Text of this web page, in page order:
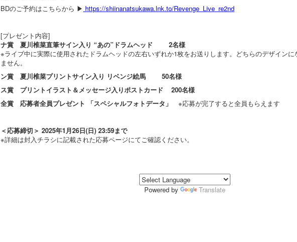
BDのご予約はこちらから ▶ https://shiinanatsukawa.lnk.to/Revenge_Live_re2nd
[プレゼント内容]
ナ賞 夏川椎菜直筆サイン入り “あの”ドラムヘッド 2名様
※ライブ中に実際に使用されたドラムヘッドの左右いずれか1枚をお送りします。どちらのデザイン
ません。
ン賞 夏川椎菜プリントサイン入り リベンジ絵馬 50名様
ス賞 プリントイラスト＆メッセージ入りポストカード 200名様
全賞 応募者全員プレゼント 「スペシャルフォトデータ」
※応募が完了すると全員もらえます
＜応募締切＞ 2025年1月26日(日) 23:59まで
※詳細は封入チラシに記載された応募ページにてご確認ください。
Powered by Translate